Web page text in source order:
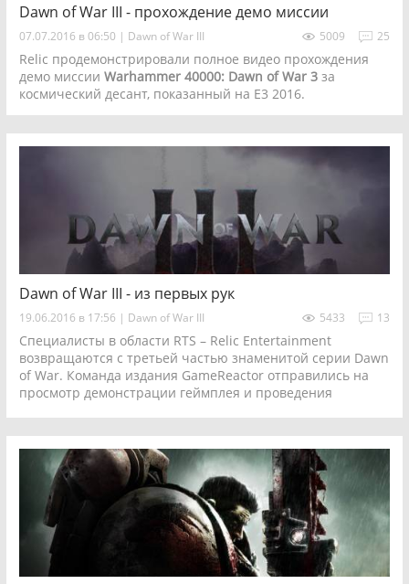
Dawn of War III - прохождение демо миссии
07.07.2016 в 06:50 | Dawn of War III 25
5009
Relic продемонстрировали полное видео прохождения
демо миссии Warhammer 40000: Dawn of War 3за
космический десант, показанный на E3 2016.
Dawn of War III - из первых рук
19.06.2016 в 17:56 | Dawn of War III 13
5433
Специалисты в области RTS – Relic Entertainment
возвращаются с третьей частью знаменитой серии Dawn
of War. Команда издания GameReactor отправились на
просмотр демонстрации геймплея и проведения